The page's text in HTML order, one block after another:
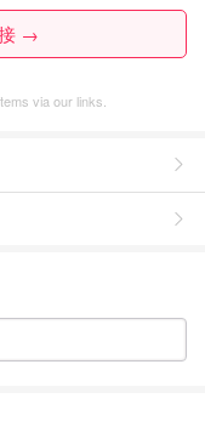
→
via our links.